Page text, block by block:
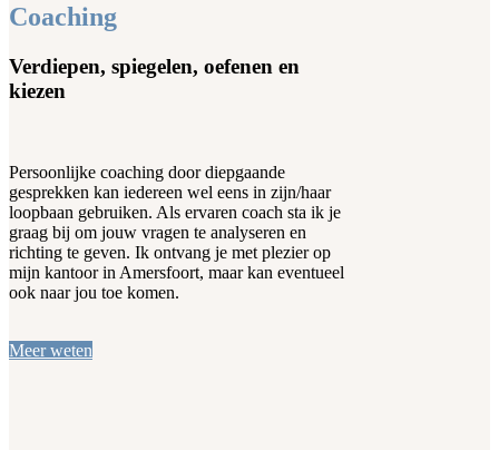
Coaching
Verdiepen, spiegelen, oefenen en
kiezen
Persoonlijke coaching door diepgaande
gesprekken kan iedereen wel eens in zijn/haar
loopbaan gebruiken. Als ervaren coach sta ik je
graag bij om jouw vragen te analyseren en
richting te geven. Ik ontvang je met plezier op
mijn kantoor in Amersfoort, maar kan eventueel
ook naar jou toe komen.
Meer weten